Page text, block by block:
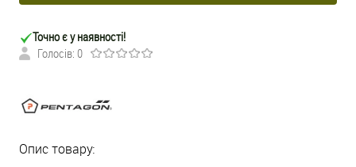
Точно є у наявності!
Голосів: 0
Опис товару: